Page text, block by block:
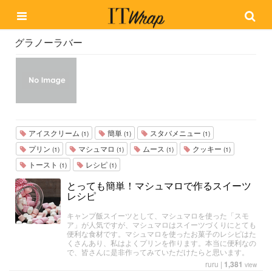
グラノーラバー
アイスクリーム (1) 簡単 (1) スタバメニュー (1)
プリン (1) マシュマロ (1) ムース (1) クッキー (1)
トースト (1) レシピ (1)
とっても簡単！マシュマロで作るスイーツ
レシピ
キャンプ飯スイーツとして、マシュマロを使った「スモ
ア」が人気ですが、マシュマロはスイーツづくりにとても
便利な食材です。マシュマロを使ったお菓子のレシピはた
くさんあり、私はよくプリンを作ります。本当に便利なの
で、皆さんに是非作ってみていただけたらと思います。
ruru | 1,381 view